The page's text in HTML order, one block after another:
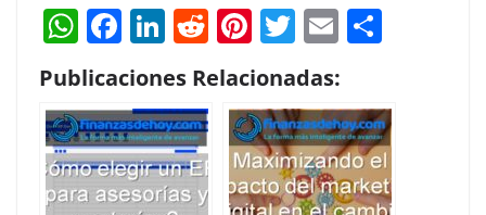
W
h
at
s
A
p
F
ac
e
b
o
o
Li
k
e
dI
n
R
e
d
di
Pi
nt
er
e
st
T
w
itt
er
E
ai
l e
Publicaciones Relacionadas: